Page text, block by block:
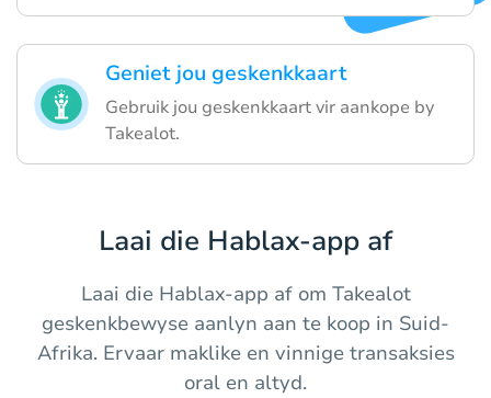
Geniet jou geskenkkaart
Gebruik jou geskenkkaart vir aankope by
Takealot.
Laai die Hablax-app af
Laai die Hablax-app af om Takealot
geskenkbewyse aanlyn aan te koop in Suid-
Afrika. Ervaar maklike en vinnige transaksies
oral en altyd.